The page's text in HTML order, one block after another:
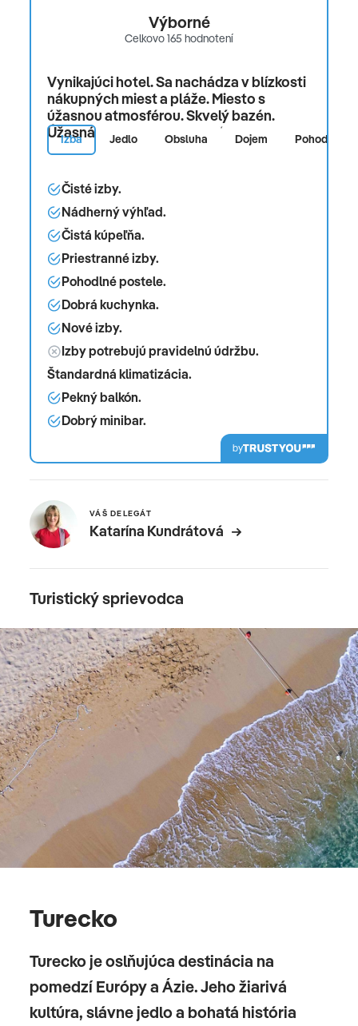
Výborné
Celkovo 165 hodnotení
Vynikajúci hotel. Sa nachádza v blízkosti
nákupných miest a pláže. Miesto s
úžasnou atmosférou. Skvelý bazén.
Úžasná izba. Nádherná pláž.
Izba Jedlo Obsluha Dojem Pohodlie
Čisté izby.
Nádherný výhľad.
Čistá kúpeľňa.
Priestranné izby.
Pohodlné postele.
Dobrá kuchynka.
Nové izby.
Izby potrebujú pravidelnú údržbu.
Štandardná klimatizácia.
Pekný balkón.
Dobrý minibar.
by
VÁŠ DELEGÁT
Katarína Kundrátová
Turistický sprievodca
Turecko
Turecko je oslňujúca destinácia na
pomedzí Európy a Ázie. Jeho žiarivá
kultúra, slávne jedlo a bohatá história